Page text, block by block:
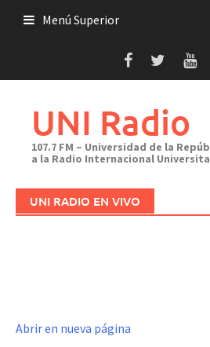
Menú Superior
UNI Radio
107.7 FM – Universidad de la
a la Radio Internacional
UNI RADIO EN VIVO
Abrir en nueva página